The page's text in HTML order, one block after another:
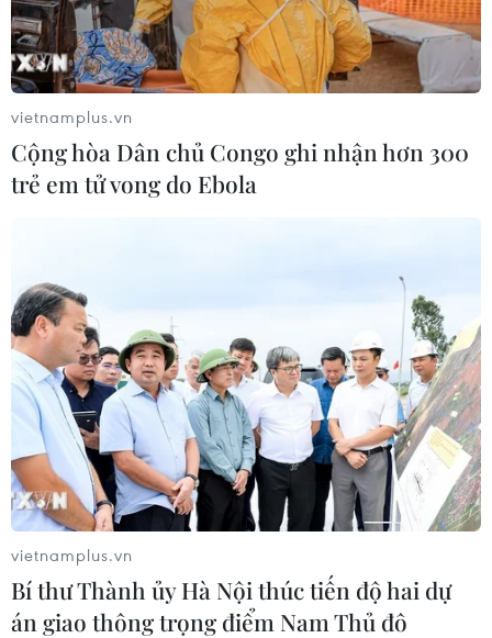
Mở rộng xuất khẩu vào thị trường Halal
07/08/2025 12:13
Ở khu vực Đông Nam Á, Malaysia được xem là cửa
ngõ để sản phẩm-dịch vụ Halal từng bước thâm nhập
và mở rộng thị trường ra toàn cầu.
vietnamplus.vn
Cộng hòa Dân chủ Congo ghi nhận hơn 300
trẻ em tử vong do Ebola
vietnamplus.vn
Bí thư Thành ủy Hà Nội thúc tiến độ hai dự
án giao thông trọng điểm Nam Thủ đô